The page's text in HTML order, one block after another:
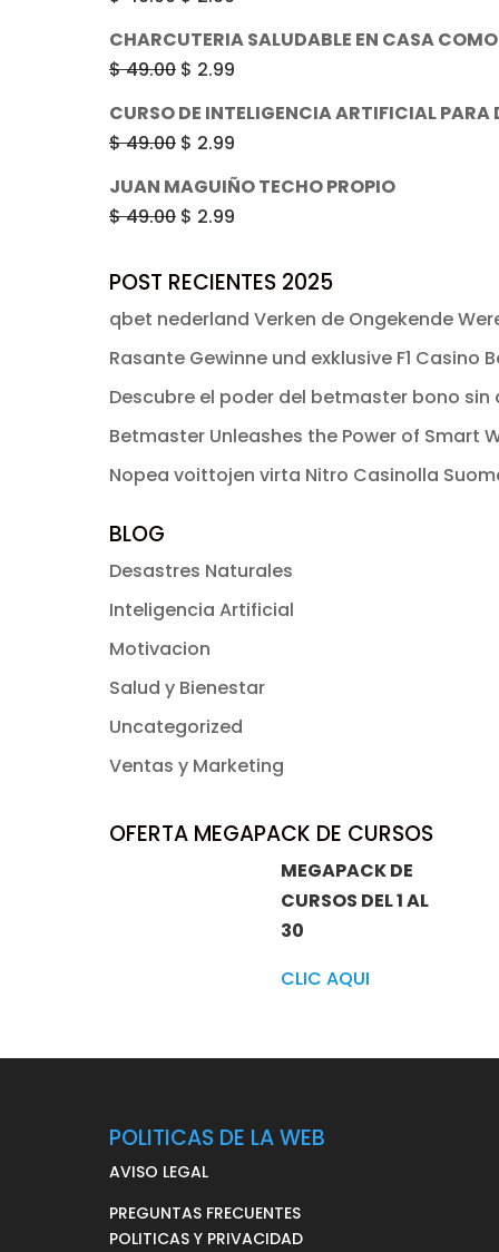
era:
$ 49.00.$ 2.99.
original
era:
$ 49.00.$ 2.99.
CHARCUTERIA SALUDABLE EN CASA
$49.00 El
original
era:
$ 49.00.
$ 2.99
$ 2.99.
CURSO DE INTELIGENCIA ARTIFICIAL PARA
$49.00 El
precio
original
era:
$ 2.99
precio
JUAN MAGUIÑO TECHO PROPIO
$49.00 El
original
era:
$ 2.99
actual
es:
POST RECIENTES 2025
qbet nederland Verken de Ongekende
Rasante Gewinne und exklusive F1 Casino
Descubre el poder del betmaster bono
Betmaster Unleashes the Power of Smart
Nopea voittojen virta Nitro Casinolla
BLOG
Desastres Naturales
Inteligencia Artificial
Motivacion
Salud y Bienestar
Uncategorized
Ventas y Marketing
OFERTA MEGAPACK DE CURSOS
MEGAPACK DE
CURSOS DEL 1 AL
30
CLIC AQUI
POLITICAS DE LA WEB
AVISO LEGAL
PREGUNTAS FRECUENTES
POLITICAS Y PRIVACIDAD